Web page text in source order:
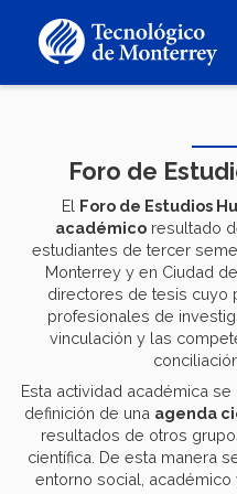
contenido
Foro de
El Foro de Estudios
académicoresultado
estudiantes de tercer
Monterrey y en Ciudad
directores de tesis cuyo
profesionales de
vinculación y las
Esta actividad académica
definición de una agenda
resultados de otros
científica. De esta manera
entorno social,